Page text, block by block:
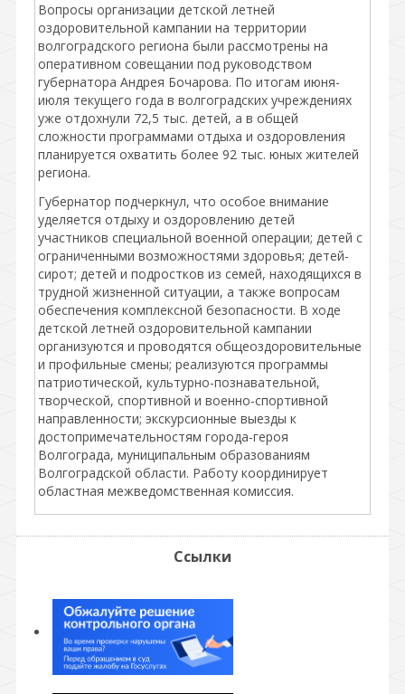
Вопросы организации детской летней
оздоровительной кампании на территории
волгоградского региона были рассмотрены на
оперативном совещании под руководством
губернатора Андрея Бочарова. По итогам июня-
июля текущего года в волгоградских учреждениях
уже отдохнули 72,5 тыс. детей, а в общей
сложности программами отдыха и оздоровления
планируется охватить более 92 тыс. юных жителей
региона.
Губернатор подчеркнул, что особое внимание
уделяется отдыху и оздоровлению детей
участников специальной военной операции; детей с
ограниченными возможностями здоровья; детей-
сирот; детей и подростков из семей, находящихся в
трудной жизненной ситуации, а также вопросам
обеспечения комплексной безопасности. В ходе
детской летней оздоровительной кампании
организуются и проводятся общеоздоровительные
и профильные смены; реализуются программы
патриотической, культурно-познавательной,
творческой, спортивной и военно-спортивной
направленности; экскурсионные выезды к
достопримечательностям города-героя
Волгограда, муниципальным образованиям
Волгоградской области. Работу координирует
областная межведомственная комиссия.
Ссылки